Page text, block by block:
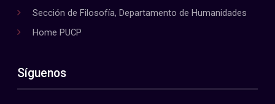
Sección de Filosofía, Departamento de Humanidades
Home PUCP
Síguenos